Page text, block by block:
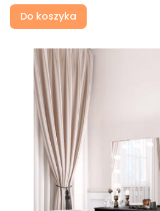
Do koszyka